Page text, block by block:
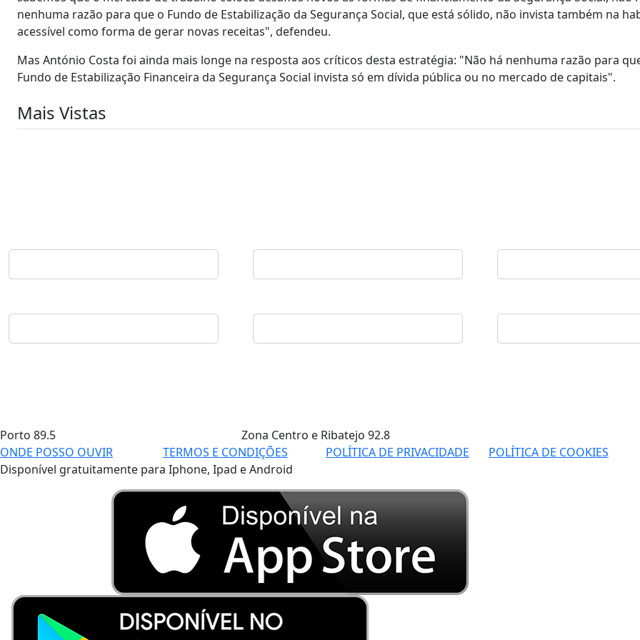
nenhuma razão para que o Fundo de Estabilização da Segurança Social, que está sólido, não invista também na
acessível como forma de gerar novas receitas", defendeu.
Mas António Costa foi ainda mais longe na resposta aos críticos desta estratégia: "Não há nenhuma razão para
Fundo de Estabilização Financeira da Segurança Social invista só em dívida pública ou no mercado de capitais".
Mais Vistas
Porto 89.5 Zona Centro e Ribatejo 92.8
ONDE POSSO OUVIR
TERMOS E CONDIÇÕES POLÍTICA DE PRIVACIDADE POLÍTICA DE COOKIES
Disponível gratuitamente para Iphone, Ipad e Android